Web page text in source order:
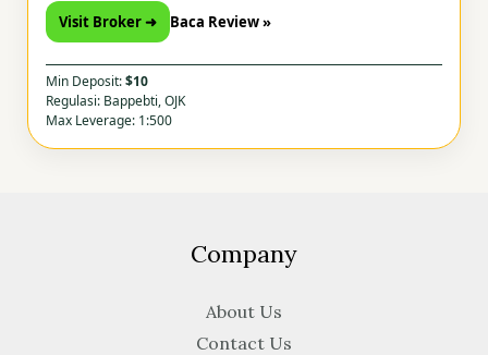
Visit Broker ➜ Baca Review »
Min Deposit:$10
Regulasi: Bappebti, OJK
Max Leverage: 1:500
Company
About Us
Contact Us